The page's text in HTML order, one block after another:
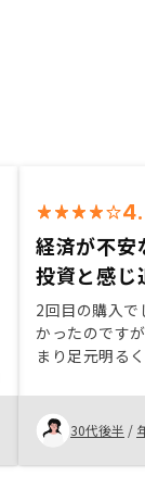
経済が不安
投資と感じ
2回目の購入
かったのです
まり足元明る
後も打撃を受
た為、引き続
ないサービス
ですので、そ
30代後半 /